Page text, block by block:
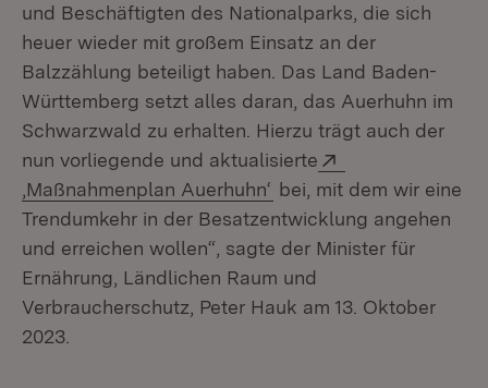
und Beschäftigten des Nationalparks, die sich
heuer wieder mit großem Einsatz an der
Balzzählung beteiligt haben. Das Land Baden-
Württemberg setzt alles daran, das Auerhuhn im
Schwarzwald zu erhalten. Hierzu trägt auch der
nun vorliegende und aktualisierte
‚Maßnahmenplan Auerhuhn‘ (Öffnet in neuem
bei, mit dem wir eine
Trendumkehr in der Besatzentwicklung angehen
und erreichen wollen“, sagte der Minister für
Ernährung, Ländlichen Raum und
Verbraucherschutz, Peter Hauk am 13. Oktober
2023.